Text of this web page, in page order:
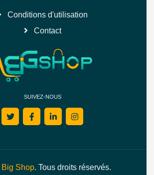
Conditions d'utilisation
Contact
SUIVEZ-NOUS
Big Shop. Tous droits réservés.